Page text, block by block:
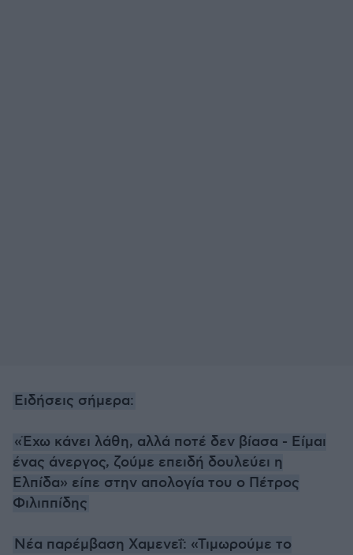
Ειδήσεις σήμερα:
«Έχω κάνει λάθη, αλλά ποτέ δεν βίασα - Είμαι
ένας άνεργος, ζούμε επειδή δουλεύει η
Ελπίδα» είπε στην απολογία του ο Πέτρος
Φιλιππίδης
Νέα παρέμβαση Χαμενεΐ: «Τιμωρούμε το